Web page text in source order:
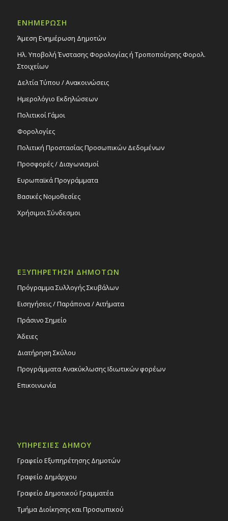
ΕΝΗΜΕΡΩΣΗ
Άμεση Ενημέρωση Δημοτών
Ηλ. Υποβολή Ένστασης Φορολογίας ή Τροποποίησης Φορολ.
Στοιχείων
Δελτία Τύπου / Ανακοινώσεις
Ημερολόγιο Εκδηλώσεων
Πολιτικοί Γάμοι
Φορολογίες
Πολιτική Προστασίας Προσωπικών Δεδομένων
Προσφορές / Διαγωνισμοί
Ευρωπαϊκά Προγράμματα
Βασικές Νομοθεσίες
Χρήσιμοι Σύνδεσμοι
ΕΞΥΠΗΡΕΤΗΣΗ ΔΗΜΟΤΩΝ
Πρόγραμμα Συλλογής Σκυβάλων
Εισηγήσεις / Παράπονα / Αιτήματα
Πράσινο Σημείο
Άδειες
Διατήρηση Σκύλου
Προγράμματα Ανακύκλωσης Ιδιωτικών φορέων
Επικοινωνία
ΥΠΗΡΕΣΙΕΣ ΔΗΜΟΥ
Γραφείο Εξυπηρέτησης Δημοτών
Γραφείο Δημάρχου
Γραφείο Δημοτικού Γραμματέα
Τμήμα Διοίκησης και Προσωπικού